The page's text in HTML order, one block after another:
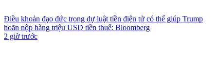
Điều khoản đạo đức trong dự luật tiền điện tử có thể giúp Trump
hoãn nộp hàng triệu USD tiền thuế: Bloomberg
2 giờ trước